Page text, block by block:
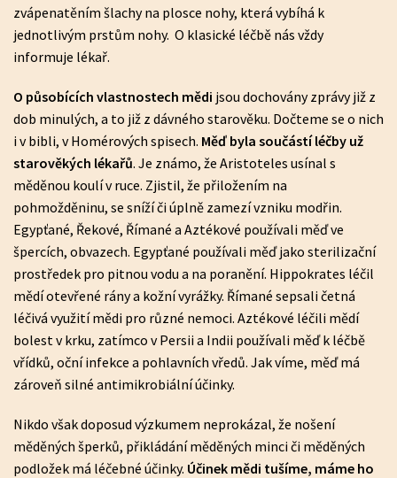
zvápenatěním šlachy na plosce nohy, která vybíhá k
jednotlivým prstům nohy. O klasické léčbě nás vždy
informuje lékař.
O působících vlastnostech mědi jsou dochovány zprávy již z
dob minulých, a to již z dávného starověku. Dočteme se o nich
i v bibli, v Homérových spisech. Měď byla součástí léčby už
starověkých lékařů. Je známo, že Aristoteles usínal s
měděnou koulí v ruce. Zjistil, že přiložením na
pohmožděninu, se sníží či úplně zamezí vzniku modřin.
Egypťané, Řekové, Římané a Aztékové používali měď ve
špercích, obvazech. Egypťané používali měď jako sterilizační
prostředek pro pitnou vodu a na poranění. Hippokrates léčil
mědí otevřené rány a kožní vyrážky. Římané sepsali četná
léčivá využití mědi pro různé nemoci. Aztékové léčili mědí
bolest v krku, zatímco v Persii a Indii používali měď k léčbě
vřídků, oční infekce a pohlavních vředů. Jak víme, měď má
zároveň silné antimikrobiální účinky.
Nikdo však doposud výzkumem neprokázal, že nošení
měděných šperků, přikládání měděných minci či měděných
podložek má léčebné účinky. Účinek mědi tušíme, máme ho